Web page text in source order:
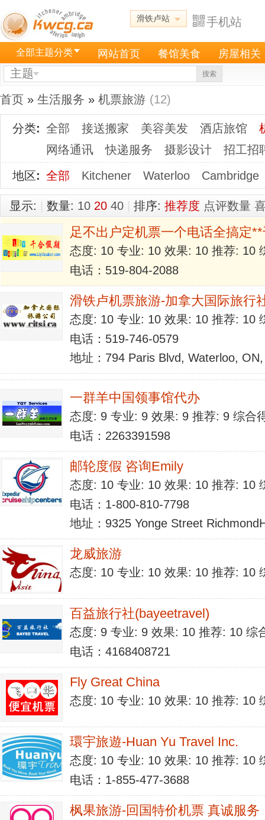
滑铁卢站 手机站
全部主题分类 网站首页 餐馆美食 房屋相关
主题 搜索
首页 » 生活服务 » 机票旅游 (12)
分类: 全部 接送搬家 美容美发 酒店旅馆
网络通讯
快递服务 摄影设计
招工招
地区: 全部 Kitchener Waterloo Cambridge
显示: 数量: 10 20 40 排序: 推荐度 点评数量
足不出户定机票一个电话全搞定
态度: 10 专业: 10 效果: 10 推荐: 10
电话：519-804-2088
滑铁卢机票旅游-加拿大国际旅行
态度: 10 专业: 10 效果: 10 推荐: 10
电话：519-746-0579
地址：794 Paris Blvd, Waterloo,
一群羊中国领事馆代办
态度: 9 专业: 9 效果: 9 推荐: 9 综合
电话：2263391598
邮轮度假 咨询Emily
态度: 10 专业: 10 效果: 10 推荐: 10
电话：1-800-810-7798
地址：9325 Yonge Street
龙威旅游
态度: 10 专业: 10 效果: 10 推荐: 10
百益旅行社(bayeetravel)
态度: 9 专业: 9 效果: 10 推荐: 10 综
电话：4168408721
Fly Great China
态度: 10 专业: 10 效果: 10 推荐: 10
環宇旅遊-Huan Yu Travel Inc.
态度: 10 专业: 10 效果: 10 推荐: 10
电话：1-855-477-3688
枫果旅游-回国特价机票 真诚服务